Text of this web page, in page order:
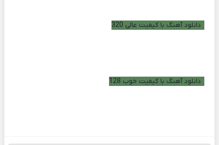
دانلود آهنگ با کیفیت عالی 320
دانلود آهنگ با کیفیت خوب 128